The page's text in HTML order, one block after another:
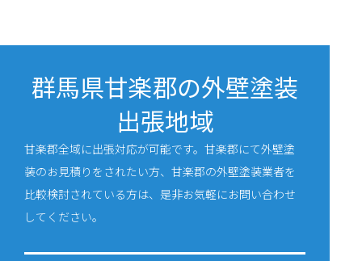
群馬県甘楽郡の外壁塗装
出張地域
甘楽郡全域に出張対応が可能です。甘楽郡にて外壁塗
装のお見積りをされたい方、甘楽郡の外壁塗装業者を
比較検討されている方は、是非お気軽にお問い合わせ
してください。